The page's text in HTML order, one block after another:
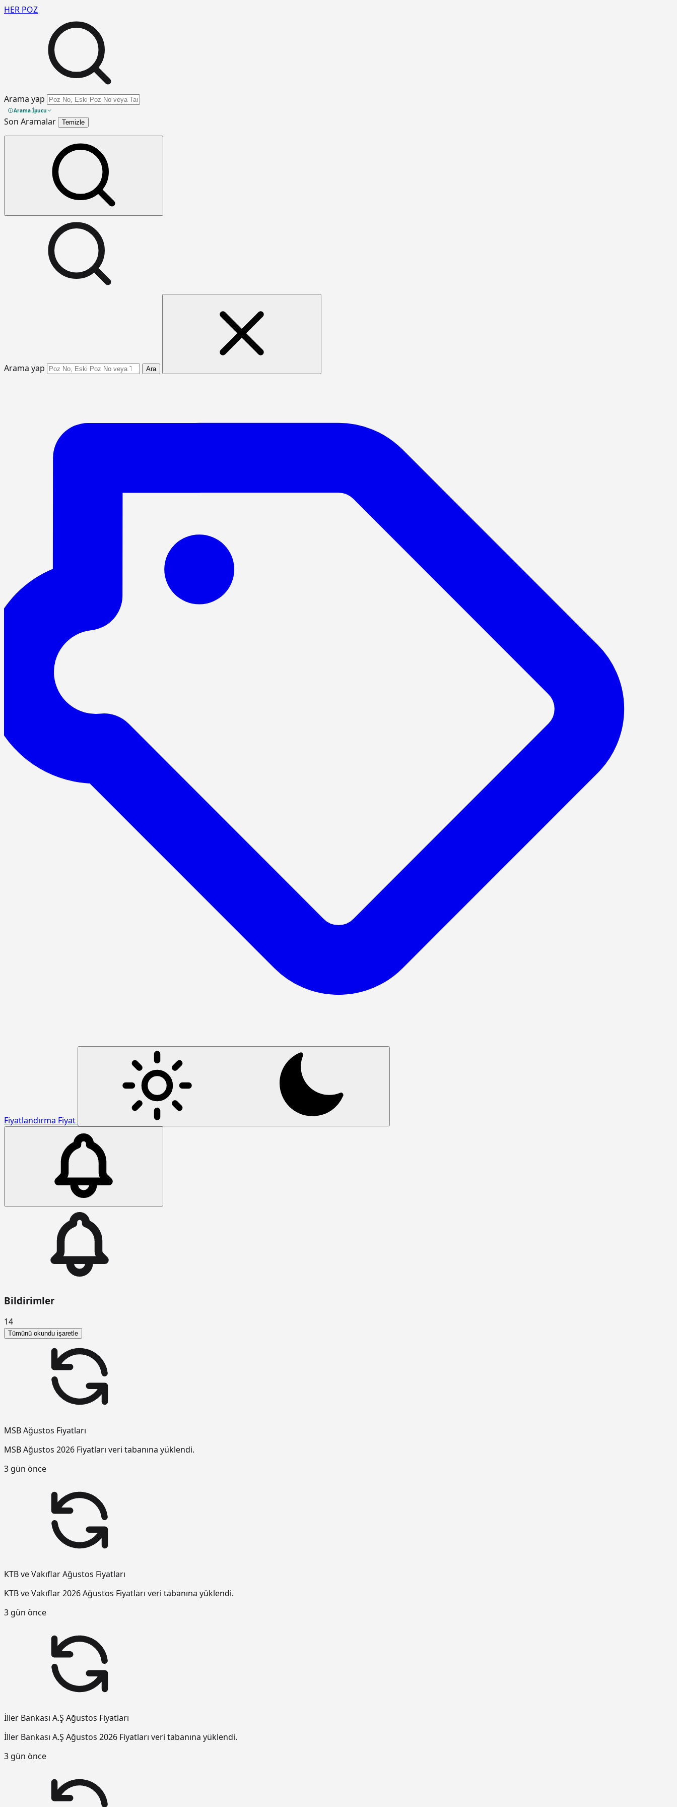
HER POZ
Arama yap
Arama İpucu
Son Aramalar Temizle
Arama yap Ara
Fiyatlandırma Fiyat
Bildirimler
14
Tümünü okundu işaretle
MSB Ağustos Fiyatları
MSB Ağustos 2026 Fiyatları veri tabanına yüklendi.
3 gün önce
KTB ve Vakıflar Ağustos Fiyatları
KTB ve Vakıflar 2026 Ağustos Fiyatları veri tabanına yüklendi.
3 gün önce
İller Bankası A.Ş Ağustos Fiyatları
İller Bankası A.Ş Ağustos 2026 Fiyatları veri tabanına yüklendi.
3 gün önce